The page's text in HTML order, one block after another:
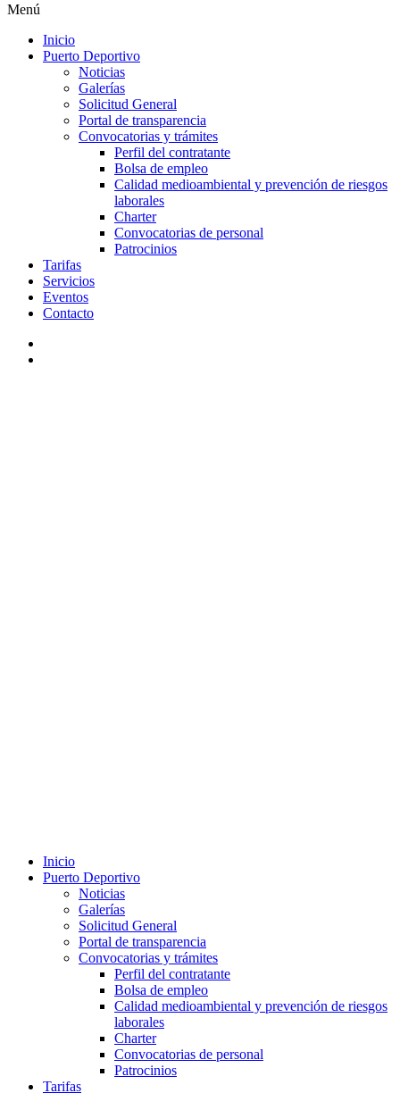
Menú
Inicio
Puerto Deportivo
Noticias
Galerías
Solicitud General
Portal de transparencia
Convocatorias y trámites
Perfil del contratante
Bolsa de empleo
Calidad medioambiental y prevención de riesgos
laborales
Charter
Convocatorias de personal
Patrocinios
Tarifas
Servicios
Eventos
Contacto
Inicio
Puerto Deportivo
Noticias
Galerías
Solicitud General
Portal de transparencia
Convocatorias y trámites
Perfil del contratante
Bolsa de empleo
Calidad medioambiental y prevención de riesgos
laborales
Charter
Convocatorias de personal
Patrocinios
Tarifas